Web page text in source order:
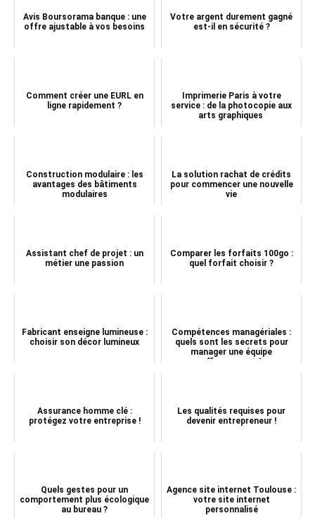
Avis Boursorama banque : une
offre ajustable à vos besoins
Votre argent durement gagné
est-il en sécurité ?
Comment créer une EURL en
ligne rapidement ?
Imprimerie Paris à votre
service : de la photocopie aux
arts graphiques
Construction modulaire : les
avantages des bâtiments
modulaires
La solution rachat de crédits
pour commencer une nouvelle
vie
Assistant chef de projet : un
métier une passion
Comparer les forfaits 100go :
quel forfait choisir ?
Fabricant enseigne lumineuse :
choisir son décor lumineux
Compétences managériales :
quels sont les secrets pour
manager une équipe
efficacement ?
Assurance homme clé :
protégez votre entreprise !
Les qualités requises pour
devenir entrepreneur !
Quels gestes pour un
comportement plus écologique
au bureau ?
Agence site internet Toulouse :
votre site internet
personnalisé